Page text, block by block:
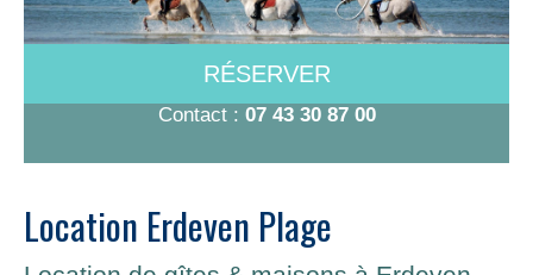
CHAMBRES À 600M DE LA PLAGE
A VOIR/A FAIRE
TARIFS-DISPO
CONTACT
RÉSERVER
Contact : 07 43 30 87 00
Location Erdeven Plage